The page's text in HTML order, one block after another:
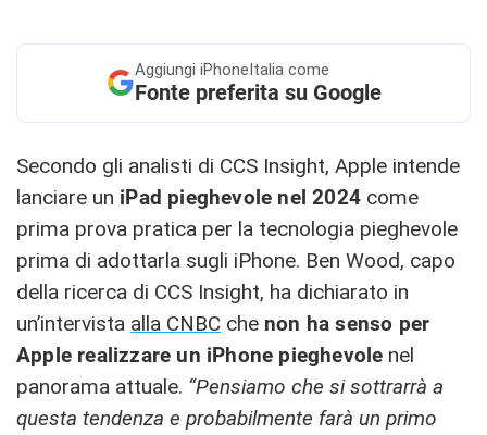
Aggiungi iPhoneItalia come
Fonte preferita su Google
Secondo gli analisti di CCS Insight, Apple intende
lanciare un iPad pieghevole nel 2024 come
prima prova pratica per la tecnologia pieghevole
prima di adottarla sugli iPhone. Ben Wood, capo
della ricerca di CCS Insight, ha dichiarato in
un’intervista alla CNBC che non ha senso per
Apple realizzare un iPhone pieghevole nel
panorama attuale. “Pensiamo che si sottrarrà a
questa tendenza e probabilmente farà un primo